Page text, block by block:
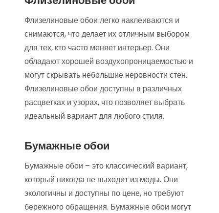
Флизелиновые обои легко наклеиваются и
снимаются, что делает их отличным выбором
для тех, кто часто меняет интерьер. Они
обладают хорошей воздухопроницаемостью и
могут скрывать небольшие неровности стен.
Флизелиновые обои доступны в различных
расцветках и узорах, что позволяет выбрать
идеальный вариант для любого стиля.
Бумажные обои
Бумажные обои – это классический вариант,
который никогда не выходит из моды. Они
экологичны и доступны по цене, но требуют
бережного обращения. Бумажные обои могут